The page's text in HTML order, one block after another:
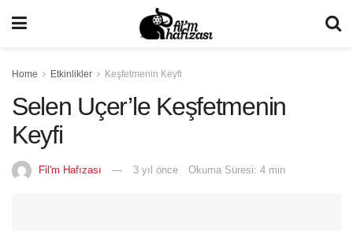
Home Etkinlikler Keşfetmenin Keyfi
Selen Uçer’le Keşfetmenin
Keyfi
Fil'm Hafızası 3 yıl önce Okuma Süresi: 4 min